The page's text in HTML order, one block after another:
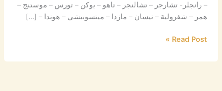
– رانجلر- تشارجر – تشالنجر – تاهو – يوكن – تورس – موستنج –
همر – شفرولية – نيسان – مازدا – ميتسوبيشي – هوندا – […]
Read Post »